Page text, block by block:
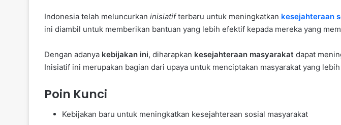
Indonesia telah meluncurkan inisiatifterbaru untuk meningkatkan kesejahteraan
ini diambil untuk memberikan bantuan yang lebih efektif kepada mereka yang
Dengan adanya kebijakan ini, diharapkan kesejahteraan masyarakat dapat
Inisiatif ini merupakan bagian dari upaya untuk menciptakan masyarakat yang
Poin Kunci
Kebijakan baru untuk meningkatkan kesejahteraan sosial masyarakat